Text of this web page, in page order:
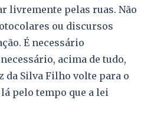
livremente pelas ruas. Não
ou discursos
É necessário
acima de tudo,
da Silva Filho volte para o
pelo tempo que a lei